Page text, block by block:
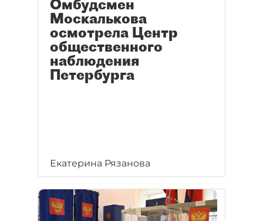
Омбудсмен
Москалькова
осмотрела Центр
общественного
наблюдения
Петербурга
Екатерина Рязанова